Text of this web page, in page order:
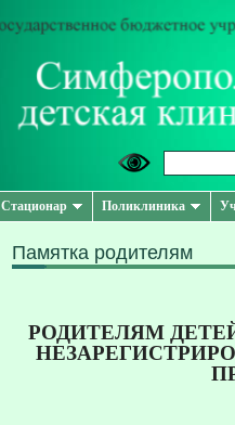
Стационар Поликлиника
Памятка родителям
РОДИТЕЛЯМ